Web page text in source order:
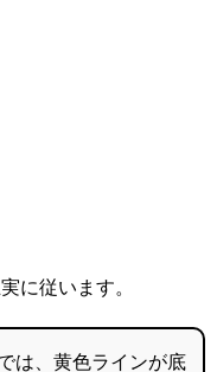
に従います。
は、黄色ラインが底